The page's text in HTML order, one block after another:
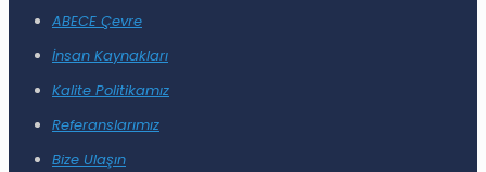
ABECE Çevre
İnsan Kaynakları
Kalite Politikamız
Referanslarımız
Bize Ulaşın